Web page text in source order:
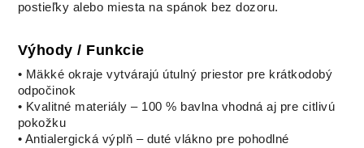
postieľky alebo miesta na spánok bez dozoru.
Výhody / Funkcie
• Mäkké okraje vytvárajú útulný priestor pre krátkodobý
odpočinok
• Kvalitné materiály – 100 % bavlna vhodná aj pre citlivú
pokožku
• Antialergická výplň – duté vlákno pre pohodlné